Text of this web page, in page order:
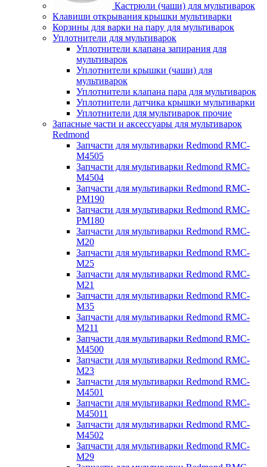
Кастрюли (чаши) для мультиварок
Клавиши открывания крышки мультиварки
Корзины для варки на пару для мультиварок
Уплотнители для мультиварок
Уплотнители клапана запирания для
мультиварок
Уплотнители крышки (чаши) для
мультиварок
Уплотнители клапана пара для мультиварок
Уплотнители датчика крышки мультиварки
Уплотнители для мультиварок прочие
Запасные части и аксессуары для мультиварок
Redmond
Запчасти для мультиварки Redmond RMC-
M4505
Запчасти для мультиварки Redmond RMC-
M4504
Запчасти для мультиварки Redmond RMC-
PM190
Запчасти для мультиварки Redmond RMC-
PM180
Запчасти для мультиварки Redmond RMC-
M20
Запчасти для мультиварки Redmond RMC-
M25
Запчасти для мультиварки Redmond RMC-
M21
Запчасти для мультиварки Redmond RMC-
M35
Запчасти для мультиварки Redmond RMC-
M211
Запчасти для мультиварки Redmond RMC-
M4500
Запчасти для мультиварки Redmond RMC-
M23
Запчасти для мультиварки Redmond RMC-
M4501
Запчасти для мультиварки Redmond RMC-
M45011
Запчасти для мультиварки Redmond RMC-
M4502
Запчасти для мультиварки Redmond RMC-
M29